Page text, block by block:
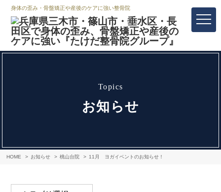
身体の歪み・骨盤矯正や産後のケアに強い整骨院
topics
お知らせ
HOME お知らせ 桃山台院 11月 ヨガイベントのお知らせ！